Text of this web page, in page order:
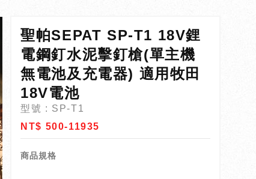
聖帕SEPAT SP-T1 18V鋰
電鋼釘水泥擊釘槍(單主機
無電池及充電器) 適用牧田
18V電池
型號 : SP-T1
NT$ 500-11935
商品規格